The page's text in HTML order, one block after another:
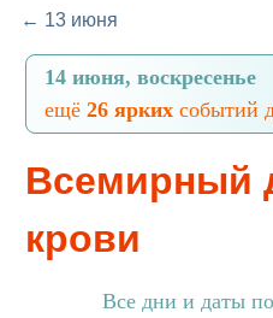
← 13 июня
14 июня, воскресенье
ещё 26 ярких событий
Всемирный
крови
Все дни и даты